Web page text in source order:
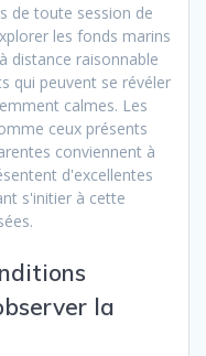
de toute session de
les fonds marins
distance raisonnable
qui peuvent se révéler
calmes. Les
ceux présents
conviennent à
d'excellentes
s'initier à cette
la